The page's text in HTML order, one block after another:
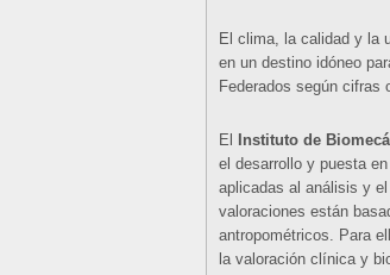
El clima, la calidad y la
en un destino idóneo
Federados según cifras
El Instituto de
el desarrollo y puesta
aplicadas al análisis y
valoraciones están
antropométricos. Para
la valoración clínica y